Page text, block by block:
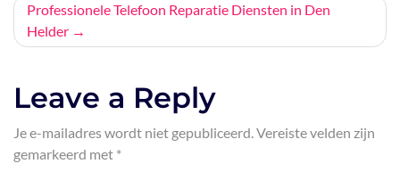
Professionele Telefoon Reparatie Diensten in Den
Helder
Leave a Reply
Je e-mailadres wordt niet gepubliceerd.Vereiste velden zijn
gemarkeerd met *